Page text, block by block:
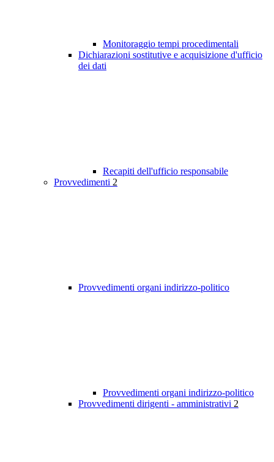
Monitoraggio tempi procedimentali
Dichiarazioni sostitutive e acquisizione d'ufficio
dei dati
Recapiti dell'ufficio responsabile
Provvedimenti 2
Provvedimenti organi indirizzo-politico
Provvedimenti organi indirizzo-politico
Provvedimenti dirigenti - amministrativi 2